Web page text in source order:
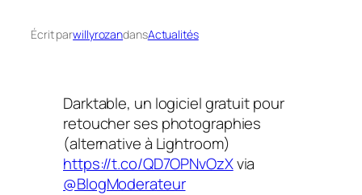
Écrit parwillyrozandansActualités
Darktable, un logiciel gratuit pour
retoucher ses photographies
(alternative à Lightroom)
https://t.co/QD7OPNvOzXvia
@BlogModerateur